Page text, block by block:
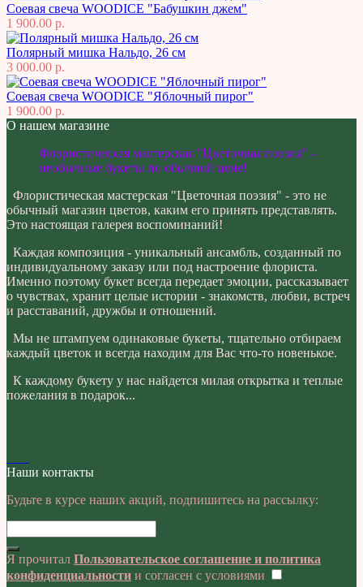
Соевая свеча WOODICE "Бабушкин джем"
1 900.00 р.
Полярный мишка Нальдо, 26 см
3 000.00 р.
Соевая свеча WOODICE "Яблочный пирог"
1 900.00 р.
О нашем магазине
Флористическая мастерская "Цветочная поэзия" -
необычные букеты по обычной цене!
Флористическая мастерская "Цветочная поэзия" - это не
обычный магазин цветов, каким его принять представлять.
Это настоящая галерея воспоминаний!
Каждая композиция - уникальный ансамбль, созданный по
индивидуальному заказу или под настроение флориста.
Именно поэтому букет всегда передает эмоции, рассказывает
о чувствах, хранит целые истории - знакомств, любви, встреч
и расставаний, дружбы и отношений.
Мы не штампуем одинаковые букеты, тщательно отбираем
каждый цветок и всегда находим для Вас что-то новенькое.
К каждому букету у нас найдется милая открытка и теплые
пожелания в подарок...
Наши контакты
Будьте в курсе наших акций, подпишитесь на рассылку:
Я прочитал Пользовательское соглашение и политика
конфиденциальности и согласен с условиями